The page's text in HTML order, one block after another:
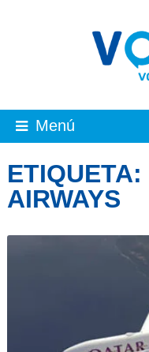
Menú
ETIQUETA:
AIRWAYS